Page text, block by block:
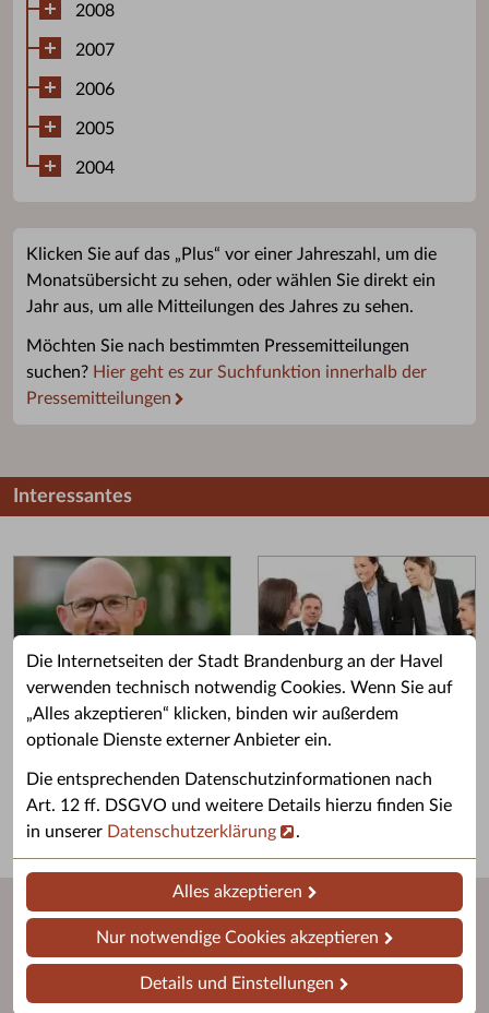
Die Internetseiten der Stadt Brandenburg an der Havel
verwenden technisch notwendig Cookies. Wenn Sie auf
„Alles akzeptieren“ klicken, binden wir außerdem
optionale Dienste externer Anbieter ein.
Die entsprechenden Datenschutzinformationen nach
Art. 12 ff. DSGVO und weitere Details hierzu finden Sie
in unserer Datenschutzerklärung .
Alles akzeptieren
Nur notwendige Cookies akzeptieren
Details und Einstellungen
2008
2007
2006
2005
2004
Klicken Sie auf das „Plus“ vor einer Jahreszahl, um die
Monatsübersicht zu sehen, oder wählen Sie direkt ein
Jahr aus, um alle Mitteilungen des Jahres zu sehen.
Möchten Sie nach bestimmten Pressemitteilungen
suchen? Hier geht es zur Suchfunktion innerhalb der
Pressemitteilungen
Interessantes
Grußwort des OB